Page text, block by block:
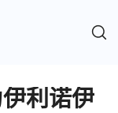
利诺伊